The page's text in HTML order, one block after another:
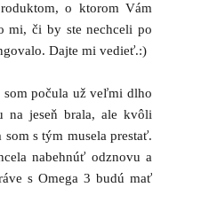
o ktorom Vám
mi, či by ste nechceli po
Dajte mi vedieť.:)
som počula už veľmi dlho
na jeseň brala, ale kvôli
s tým musela prestať.
nabehnúť odznovu a
s Omega 3 budú mať